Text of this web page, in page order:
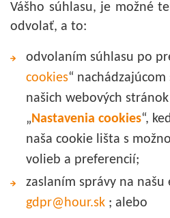
Vášho súhlasu, je možné
odvolať, a to:
odvolaním súhlasu po
cookies“
našich webových
„Nastavenia cookies“,
naša cookie lišta s
volieb a preferencií;
zaslaním správy na
gdpr@hour.sk ; alebo